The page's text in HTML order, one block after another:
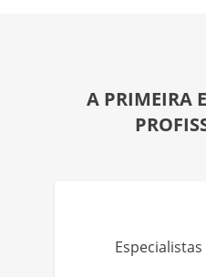
A PRIMEIRA